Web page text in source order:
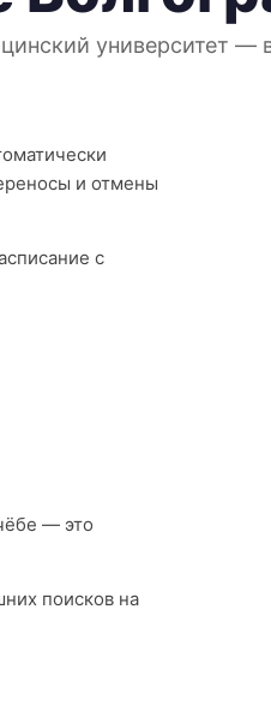
университет —
и отмены
с
— это
поисков на